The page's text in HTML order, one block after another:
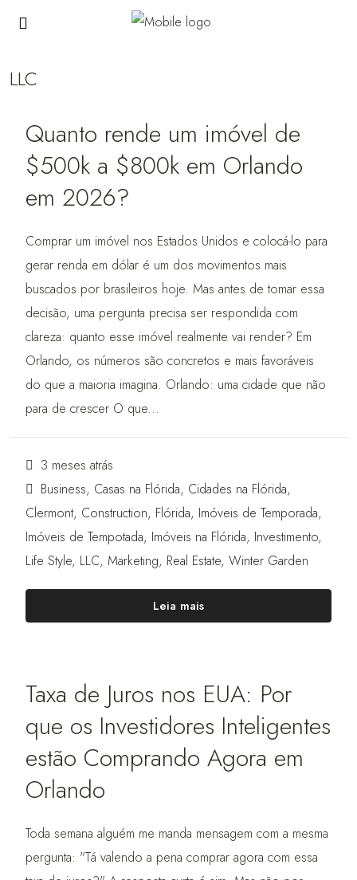
LLC
Quanto rende um imóvel de
$500k a $800k em Orlando
em 2026?
Comprar um imóvel nos Estados Unidos e colocá-lo para
gerar renda em dólar é um dos movimentos mais
buscados por brasileiros hoje. Mas antes de tomar essa
decisão, uma pergunta precisa ser respondida com
clareza: quanto esse imóvel realmente vai render? Em
Orlando, os números são concretos e mais favoráveis
do que a maioria imagina. Orlando: uma cidade que não
para de crescer O que...
3 meses atrás
Business, Casas na Flórida, Cidades na Flórida,
Clermont, Construction, Flórida, Imóveis de Temporada,
Imóveis de Tempotada, Imóveis na Flórida, Investimento,
Life Style, LLC, Marketing, Real Estate, Winter Garden
Leia mais
Taxa de Juros nos EUA: Por
que os Investidores Inteligentes
estão Comprando Agora em
Orlando
Toda semana alguém me manda mensagem com a mesma
pergunta: "Tá valendo a pena comprar agora com essa